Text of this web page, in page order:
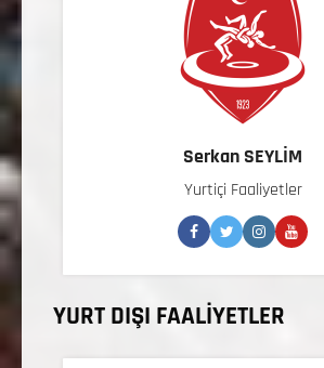
Serkan SEYLİM
Yurtiçi Faaliyetler
YURT DIŞI FAALİYETLER